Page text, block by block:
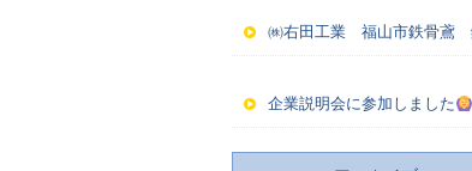
企業説明会に参加しました